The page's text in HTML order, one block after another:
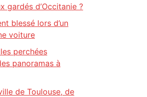
gardés d’Occitanie ?
blessé lors d’un
voiture
perchées
panoramas à
de Toulouse, de